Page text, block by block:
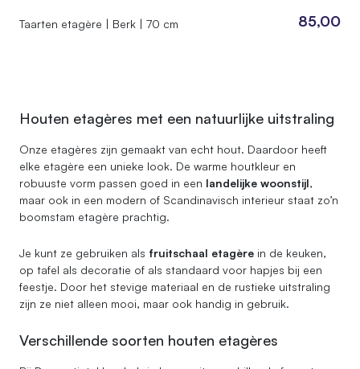
Taarten etagère | Berk | 70 cm 85,00
Houten etagères met een natuurlijke uitstraling
Onze etagères zijn gemaakt van echt hout. Daardoor heeft
elke etagère een unieke look. De warme houtkleur en
robuuste vorm passen goed in een landelijke woonstijl,
maar ook in een modern of Scandinavisch interieur staat zo’n
boomstam etagère prachtig.
Je kunt ze gebruiken als fruitschaal etagère in de keuken,
op tafel als decoratie of als standaard voor hapjes bij een
feestje. Door het stevige materiaal en de rustieke uitstraling
zijn ze niet alleen mooi, maar ook handig in gebruik.
Verschillende soorten houten etagères